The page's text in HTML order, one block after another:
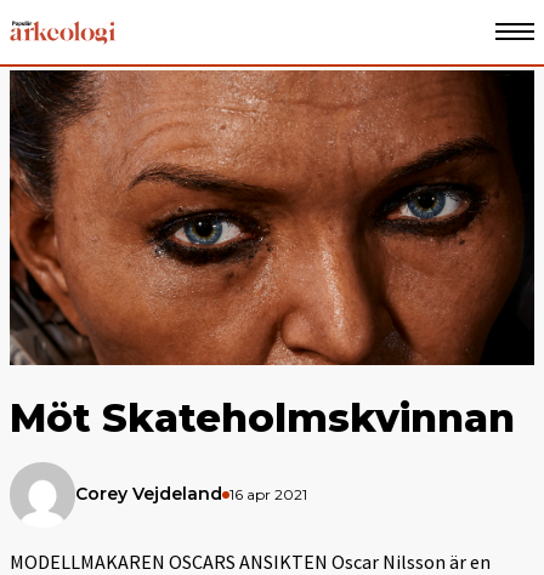
Möt Skateholmskvinnan
Corey Vejdeland 16 apr 2021
MODELLMAKAREN OSCARS ANSIKTEN Oscar Nilsson är en